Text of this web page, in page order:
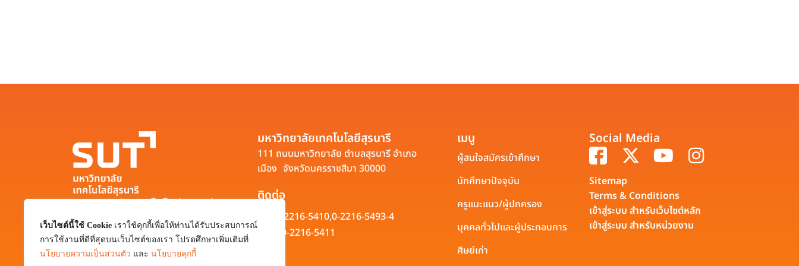
เว็บไซต์นี้ใช้ Cookie เราใช้คุกกี้เพื่อให้ท่านได้รับประสบการณ์
การใช้งานที่ดีที่สุดบนเว็บไซต์ของเรา โปรดศึกษาเพิ่มเติมที่
นโยบายความเป็นส่วนตัว และ นโยบายคุกกี้
มหาวิทยาลัยเทคโนโลยีสุรนารี
111 ถนนมหาวิทยาลัย ตำบลสุรนารี อำเภอ
เมือง จังหวัดนครราชสีมา 30000
0-4422-3000
มหาวิทยาลัยเทคโนโลยีสุรนารี
111 ถนนมหาวิทยาลัย ตำบลสุรนารี อำเภอ
เมือง จังหวัดนครราชสีมา 30000
ติดต่อ
0-2216-5410,0-2216-5493-4
0-2216-5411
เมนู
ผู้สนใจสมัครเข้าศึกษา
นักศึกษาปัจจุบัน
ครูแนะแนว/ผู้ปกครอง
บุคคลทั่วไปและผู้ประกอบการ
ศิษย์เก่า
Social Media
Sitemap
Terms & Conditions
เข้าสู่ระบบ สำหรับเว็บไซต์หลัก
เข้าสู่ระบบ สำหรับหน่วยงาน